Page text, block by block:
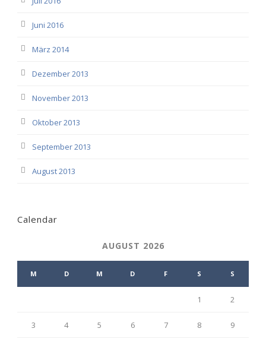
Juni 2016
März 2014
Dezember 2013
November 2013
Oktober 2013
September 2013
August 2013
Calendar
AUGUST 2026
M D M D F S S
1 2
3 4 5 6 7 8 9